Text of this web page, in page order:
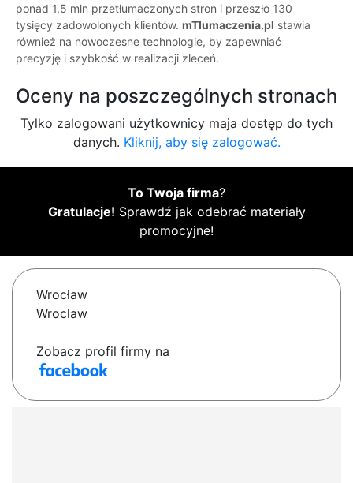
ponad 1,5 mln przetłumaczonych stron i przeszło 130
tysięcy zadowolonych klientów. mTlumaczenia.pl stawia
również na nowoczesne technologie, by zapewniać
precyzję i szybkość w realizacji zleceń.
Oceny na poszczególnych stronach
Tylko zalogowani użytkownicy maja dostęp do tych
danych. Kliknij, aby się zalogować.
To Twoja firma?
Gratulacje! Sprawdź jak odebrać materiały
promocyjne!
Wrocław
Wroclaw
Zobacz profil firmy na